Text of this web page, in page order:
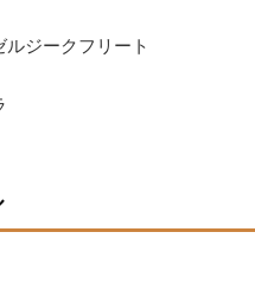
ルジークフリート